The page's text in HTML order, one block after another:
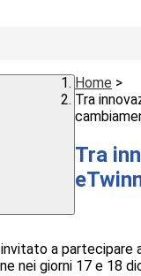
Home >
Tra
Tra
a partecipare
nei giorni 17 e 18